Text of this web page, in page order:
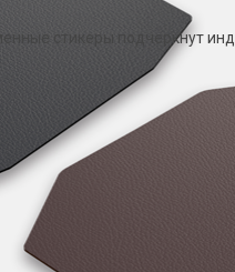
Обновление прошивки
версия программного
в себя: часы,
Bank, предварительный
стикеры подчеркнут